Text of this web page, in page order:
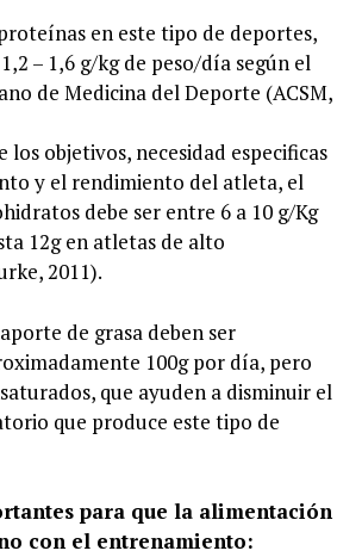
en este tipo de deportes,
– 1,6 g/kg de peso/día según el
de Medicina del Deporte (ACSM,
los objetivos, necesidad especificas
y el rendimiento del atleta, el
debe ser entre 6 a 10 g/Kg
12g en atletas de alto
2011).
de grasa deben ser
100g por día, pero
que ayuden a disminuir el
que produce este tipo de
para que la alimentación
con el entrenamiento: